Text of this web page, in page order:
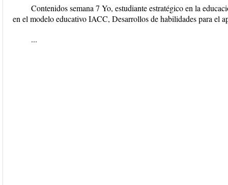
Contenidos semana 7 Yo, estudiante estratégico en la
en el modelo educativo IACC, Desarrollos de habilidades para el
...